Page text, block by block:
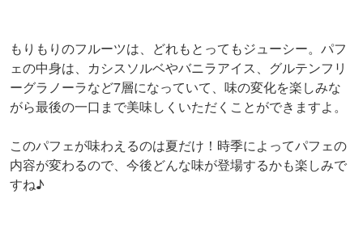
もりもりのフルーツは、どれもとってもジューシー。パフ
ェの中身は、カシスソルベやバニラアイス、グルテンフリ
ーグラノーラなど7層になっていて、味の変化を楽しみな
がら最後の一口まで美味しくいただくことができますよ。
このパフェが味わえるのは夏だけ！時季によってパフェの
内容が変わるので、今後どんな味が登場するかも楽しみで
すね♪